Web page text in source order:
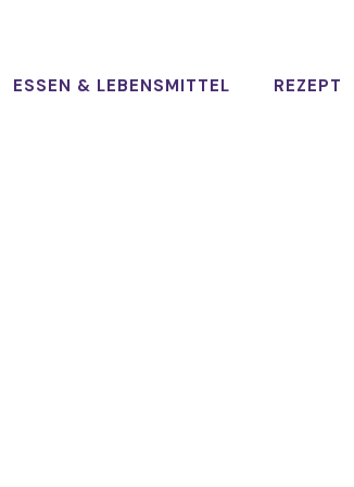
ESSEN & LEBENSMITTEL REZEPT